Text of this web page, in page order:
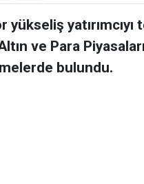
yükseliş
ve Para
bulundu.